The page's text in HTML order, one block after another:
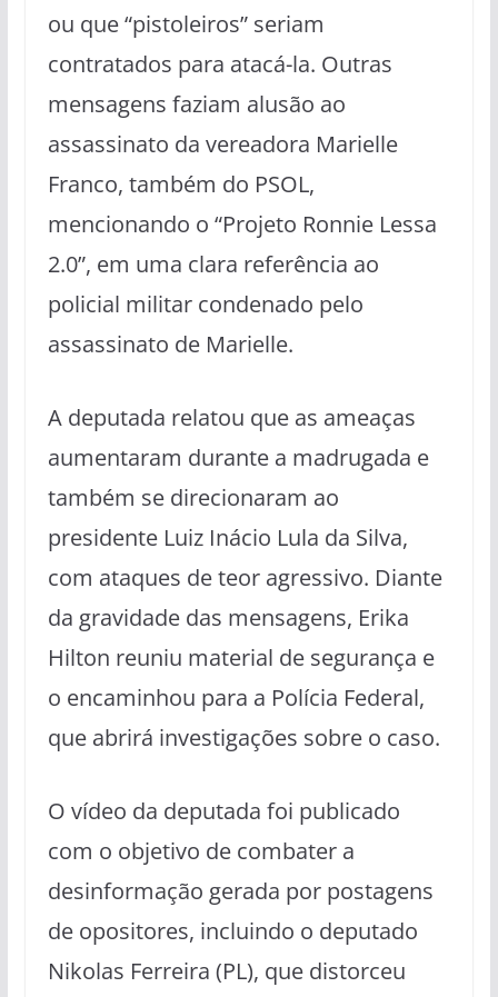
ou que “pistoleiros” seriam
contratados para atacá-la. Outras
mensagens faziam alusão ao
assassinato da vereadora Marielle
Franco, também do PSOL,
mencionando o “Projeto Ronnie Lessa
2.0”, em uma clara referência ao
policial militar condenado pelo
assassinato de Marielle.
A deputada relatou que as ameaças
aumentaram durante a madrugada e
também se direcionaram ao
presidente Luiz Inácio Lula da Silva,
com ataques de teor agressivo. Diante
da gravidade das mensagens, Erika
Hilton reuniu material de segurança e
o encaminhou para a Polícia Federal,
que abrirá investigações sobre o caso.
O vídeo da deputada foi publicado
com o objetivo de combater a
desinformação gerada por postagens
de opositores, incluindo o deputado
Nikolas Ferreira (PL), que distorceu